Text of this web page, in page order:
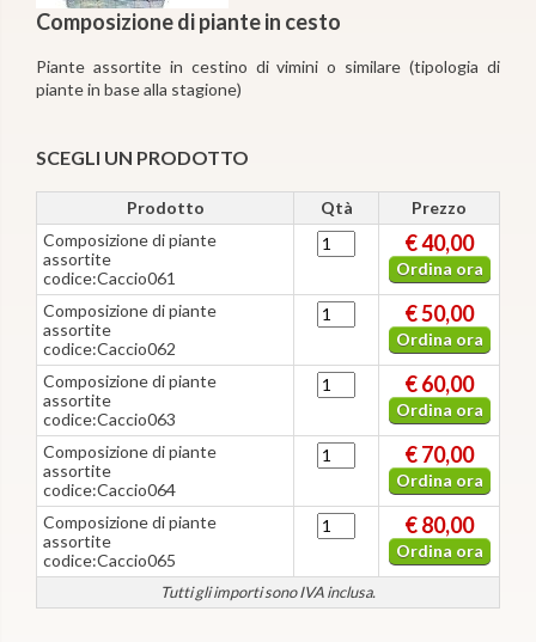
Composizione di piante in cesto
Piante assortite in cestino di vimini o similare (tipologia di
piante in base alla stagione)
SCEGLI UN PRODOTTO
Prodotto Qtà Prezzo
Tutti gli importi sono IVA inclusa.
Composizione di piante
assortite
codice:Caccio061
€ 40,00
Ordina ora
Composizione di piante
assortite
codice:Caccio062
€ 50,00
Ordina ora
Composizione di piante
assortite
codice:Caccio063
€ 60,00
Ordina ora
Composizione di piante
assortite
codice:Caccio064
€ 70,00
Ordina ora
Composizione di piante
assortite
codice:Caccio065
€ 80,00
Ordina ora